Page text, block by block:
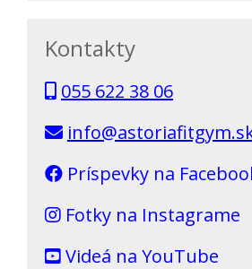
Kontakty
055 622 38 06
Príspevky na
Fotky na Instagrame
Videá na YouTube